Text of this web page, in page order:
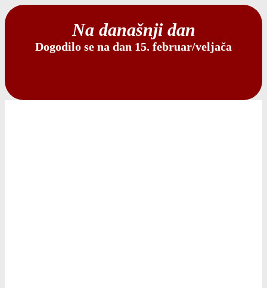
Na današnji dan
Dogodilo se na dan 15. februar/veljača